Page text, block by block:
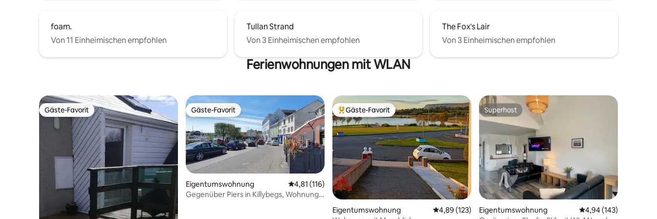
foam.
Von 11 Einheimischen empfohlen
Tullan Strand
Von 3 Einheimischen empfohlen
The Fox's Lair
Von 3 Einheimischen empfohlen
Ferienwohnungen mit WLAN
Gäste-Favorit
Gäste-Favorit Gäste-Favorit
Gäste-Favorit
Eigentumswohnung Durchschnittliche Bewertung: 4,81 von 5, 116 Bewertungen
4,81 (116)
Gegenüber Piers in Killybegs, Wohnung
Beliebter Gäste-Favorit.
Gäste-Favorit
Eigentumswohnung Durchschnittliche Bewertung: 4,89 von 5, 123 Bewertungen
4,89 (123)
Superhost
Superhost
Eigentumswohnung Durchschnittliche
4,94 (143)